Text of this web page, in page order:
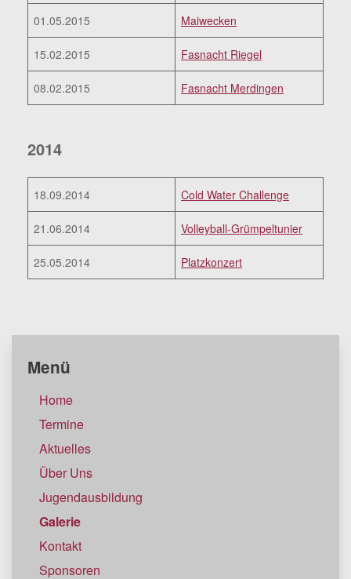
01.05.2015 Maiwecken
15.02.2015 Fasnacht Riegel
08.02.2015 Fasnacht Merdingen
2014
18.09.2014 Cold Water Challenge
21.06.2014 Volleyball-Grümpeltunier
25.05.2014 Platzkonzert
Menü
Home
Termine
Aktuelles
Über Uns
Jugendausbildung
Galerie
Kontakt
Sponsoren